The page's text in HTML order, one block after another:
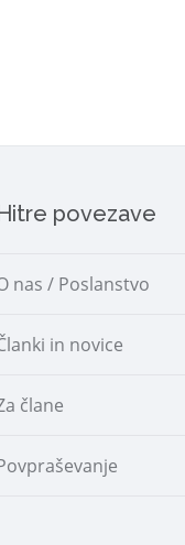
povezave
nas / Poslanstvo
in novice
člane